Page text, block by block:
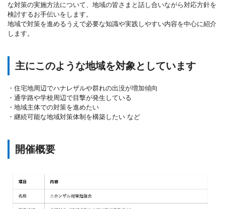
な対策の実施方法について、地域の皆さまと話し合いながら対応方針を
検討するお手伝いをします。
地域で対策を進めるうえで必要な知識や実践しやすい内容を中心に紹介
します。
主にこのような地域を対象としています
・住宅地周辺でハナレザルや群れの出没が増加傾向
・通学路や学校周辺で目撃が発生している
・地域主体での対策を進めたい
・継続可能な地域対策体制を構築したい など
開催概要